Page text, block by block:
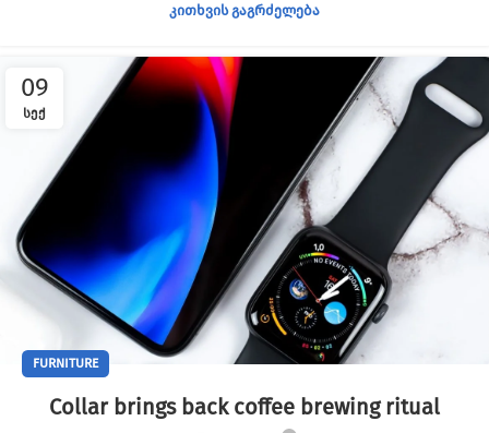
ᲙᲘᲗᲮᲕᲘᲡ ᲒᲐᲒᲠᲫᲔᲚᲔᲑᲐ
09
ᲡᲔᲥ
FURNITURE
Collar brings back coffee brewing ritual